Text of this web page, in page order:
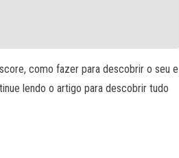
como fazer para descobrir o seu e
lendo o artigo para descobrir tudo